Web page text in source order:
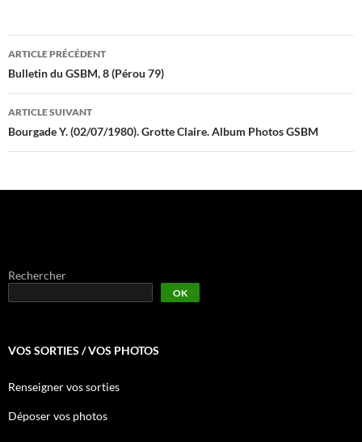
Navigation
des
articles
ARTICLE PRÉCÉDENT
Bulletin du GSBM, 8 (Pérou 79)
ARTICLE SUIVANT
Bourgade Y. (02/07/1980). Grotte Claire. Album Photos GSBM
Rechercher
OK
VOS SORTIES / VOS PHOTOS
Renseigner vos sorties
Déposer vos photos